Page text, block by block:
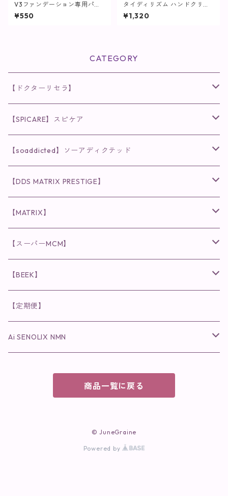
V3ファンデーション専用パフ
【SPICARE】
¥550
タイディリズム ハンドクリー
ム / 75ml【SPICARE】
¥1,320
CATEGORY
【ドクターリセラ】
◉AQUA VENUS
クレンジング・洗顔
化粧水
保湿ジェル・クリーム
ラディール
◉VI PLANTE
リキッド
ディフェンサー
メイク小物
◉ナチュリスティーアクレス
クレンジング
洗顔
◉インナーケア
食品
粒タイプ
◉cocochia
ヘナカラー
ヘアファンデーション
cocochiaお祝いギフトセット(包装あり)
◉美顔器
◉スペシャルケア
◉肌悩み
エイジングトラブル
【SPICARE】スピケア
◉V3シリーズ
ファンデーション・ベース
クレンジング・洗顔
リップ
◉V3 VSPIC C Line
クレンジング・洗顔
化粧水
◉スピケアシリーズ
◉V.O.Sシリーズ
クレンジング・洗顔
化粧水
◉メンズシリーズ
クレンジング・洗顔
化粧水
◉MESシリーズ
【soaddicted】ソーアディクテッド
ラッシュアディクト
まつ毛用美容液
眉毛用美容液
リップアディクト
唇用美容液
ヘアアディクト
【DDS MATRIX PRESTIGE】
スキンケアシリーズ
美容液
【MATRIX】
スキンケアシリーズ
美容液
洗顔
【スーパーMCM】
インナーケア
【BEEK】
インナーケア
【定期便】
Ai SENOLIX NMN
商品一覧に戻る
© JuneGraine
Powered by